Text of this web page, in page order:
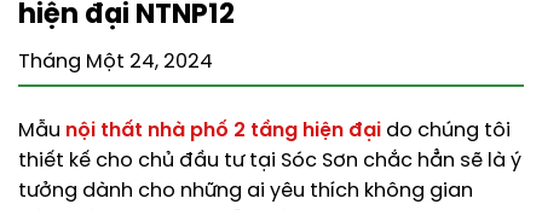
hiện đại NTNP12
Tháng Một 24, 2024
Mẫu nội thất nhà phố 2 tầng hiện đại do chúng tôi
thiết kế cho chủ đầu tư tại Sóc Sơn chắc hẳn sẽ là ý
tưởng dành cho những ai yêu thích không gian